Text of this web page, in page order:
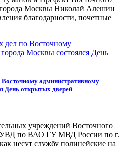
Москвы Николай Алешин
благодарности, почетные
административному
День открытых дверей
учреждений Восточного
УВД по ВАО ГУ МВД России по г.
несут службу полицейские на